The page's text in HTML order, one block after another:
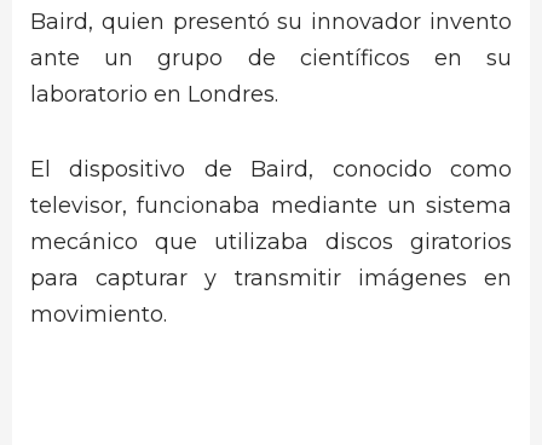
Baird, quien presentó su innovador invento
ante un grupo de científicos en su
laboratorio en Londres.
El dispositivo de Baird, conocido como
televisor, funcionaba mediante un sistema
mecánico que utilizaba discos giratorios
para capturar y transmitir imágenes en
movimiento.